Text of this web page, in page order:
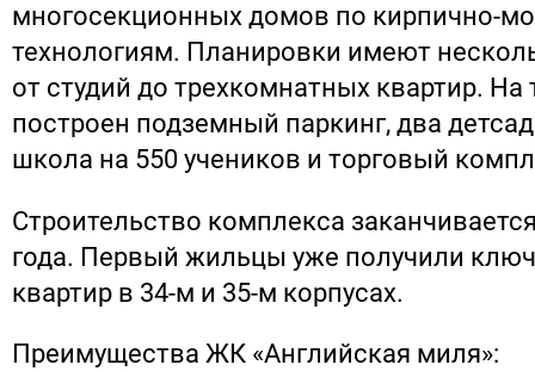
многосекционных домов по кирпично-
технологиям. Планировки имеют
от студий до трехкомнатных квартир. На
построен подземный паркинг, два
школа на 550 учеников и торговый
Строительство комплекса
года. Первый жильцы уже получили
квартир в 34-м и 35-м корпусах.
Преимущества ЖК «Английская миля»: